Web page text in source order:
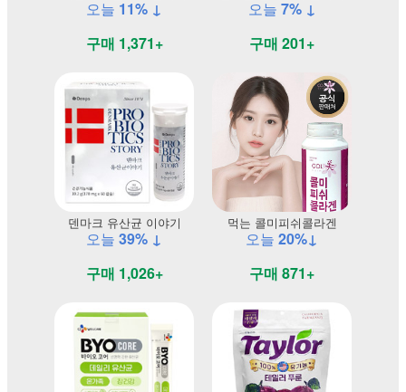
오늘 11% ↓
구매 1,371+
오늘 7% ↓
구매 201+
덴마크 유산균 이야기
오늘 39% ↓
구매 1,026+
먹는 콜미피쉬콜라겐
오늘 20%↓
구매 871+